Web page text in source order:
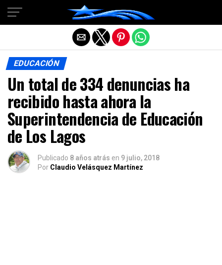
EDUCACIÓN
Un total de 334 denuncias ha
recibido hasta ahora la
Superintendencia de Educación
de Los Lagos
Publicado 8 años atrás en 9 julio, 2018
Por Claudio Velásquez Martínez
Salir de la versión móvil